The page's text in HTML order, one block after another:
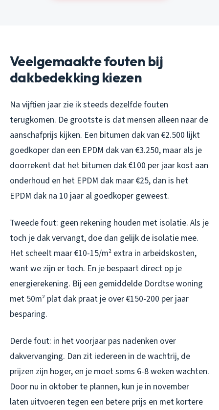
Veelgemaakte fouten bij
dakbedekking kiezen
Na vijftien jaar zie ik steeds dezelfde fouten
terugkomen. De grootste is dat mensen alleen naar de
aanschafprijs kijken. Een bitumen dak van €2.500 lijkt
goedkoper dan een EPDM dak van €3.250, maar als je
doorrekent dat het bitumen dak €100 per jaar kost aan
onderhoud en het EPDM dak maar €25, dan is het
EPDM dak na 10 jaar al goedkoper geweest.
Tweede fout: geen rekening houden met isolatie. Als je
toch je dak vervangt, doe dan gelijk de isolatie mee.
Het scheelt maar €10-15/m² extra in arbeidskosten,
want we zijn er toch. En je bespaart direct op je
energierekening. Bij een gemiddelde Dordtse woning
met 50m² plat dak praat je over €150-200 per jaar
besparing.
Derde fout: in het voorjaar pas nadenken over
dakvervanging. Dan zit iedereen in de wachtrij, de
prijzen zijn hoger, en je moet soms 6-8 weken wachten.
Door nu in oktober te plannen, kun je in november
laten uitvoeren tegen een betere prijs en met kortere